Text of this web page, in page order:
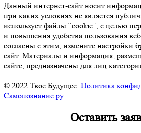
Данный интернет-сайт носит
при каких условиях не является
использует файлы “cookie”, с целью
и повышения удобства пользования
согласны с этим, измените настройки
сайт. Материалы и информация,
сайте, предназначены для лиц
© 2022 Твоё Будущее. Политика
Самопознание.ру
Оставить